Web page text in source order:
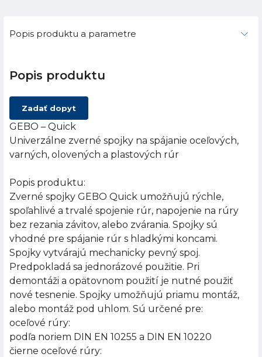
Popis produktu a parametre
Popis produktu
Zadať dopyt
GEBO – Quick
Univerzálne zverné spojky na spájanie oceľových,
varných, olovených a plastových rúr
Popis produktu:
Zverné spojky GEBO Quick umožňujú rýchle,
spoľahlivé a trvalé spojenie rúr, napojenie na rúry
bez rezania závitov, alebo zvárania. Spojky sú
vhodné pre spájanie rúr s hladkými koncami.
Spojky vytvárajú mechanicky pevný spoj.
Predpokladá sa jednorázové použitie. Pri
demontáži a opätovnom použití je nutné použiť
nové tesnenie. Spojky umožňujú priamu montáž,
alebo montáž pod uhlom. Sú určené pre:
oceľové rúry:
podľa noriem DIN EN 10255 a DIN EN 10220
čierne oceľové rúry: